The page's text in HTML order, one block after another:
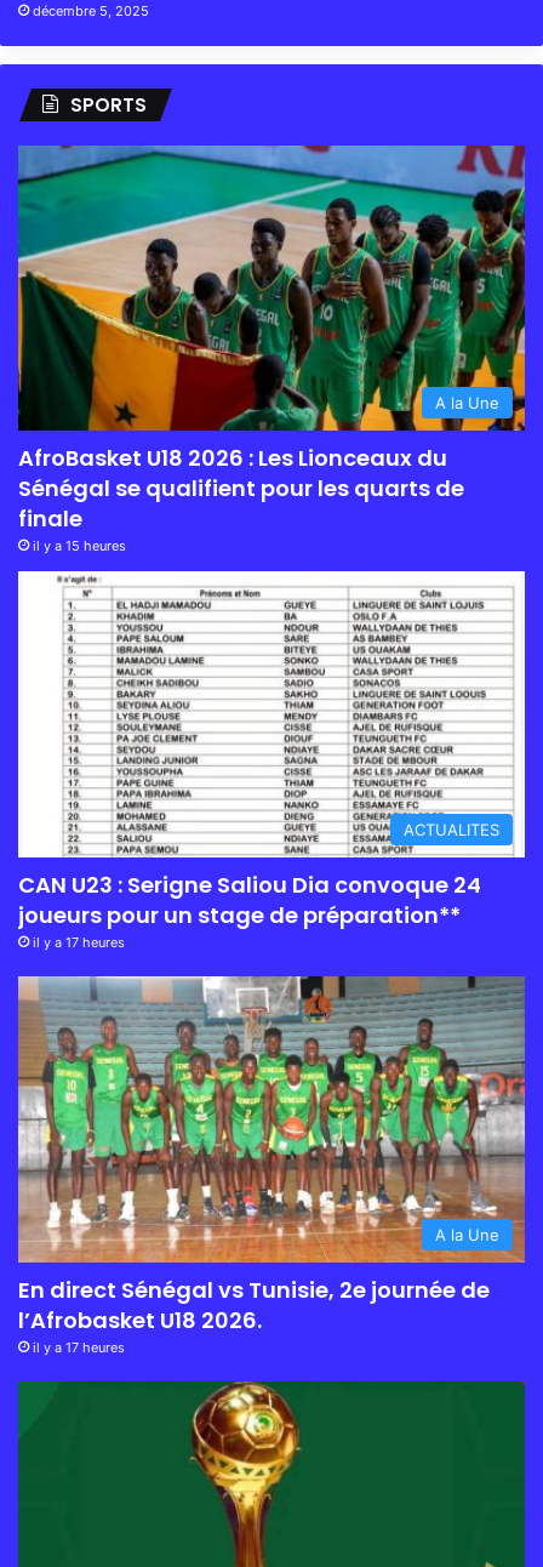
décembre 5, 2025
SPORTS
A la Une
AfroBasket U18 2026 : Les Lionceaux du
Sénégal se qualifient pour les quarts de
finale
il y a 15 heures
ACTUALITES
CAN U23 : Serigne Saliou Dia convoque 24
joueurs pour un stage de préparation**
il y a 17 heures
A la Une
En direct Sénégal vs Tunisie, 2e journée de
l’Afrobasket U18 2026.
il y a 17 heures